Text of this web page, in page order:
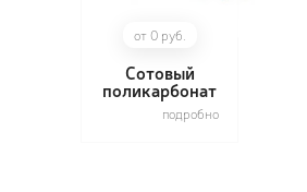
от 0 руб.
Сотовый
поликарбонат
подробно